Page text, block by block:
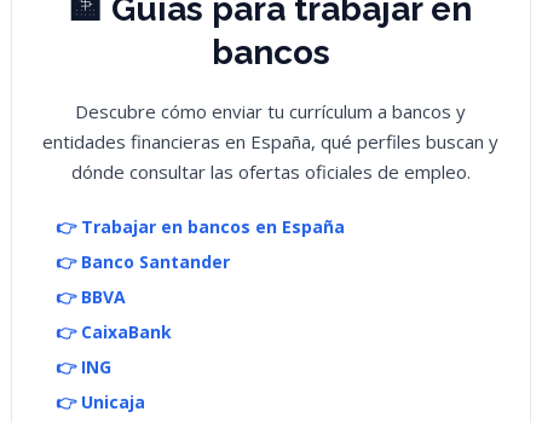
🏦 Guías para trabajar en
bancos
Descubre cómo enviar tu currículum a bancos y
entidades financieras en España, qué perfiles buscan y
dónde consultar las ofertas oficiales de empleo.
👉 Trabajar en bancos en España
👉 Banco Santander
👉 BBVA
👉 CaixaBank
👉 ING
👉 Unicaja